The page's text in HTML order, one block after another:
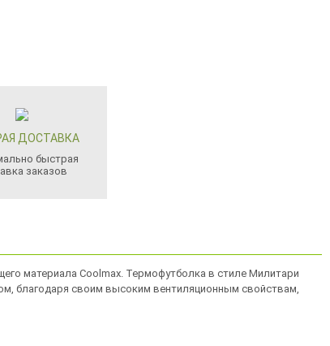
ДОСТАВКА
быстрая
заказов
материала Coolmax. Термофутболка в стиле Милитари
благодаря своим высоким вентиляционным свойствам,